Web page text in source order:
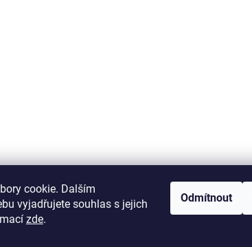
cookie. Dalším
vyjadřujete souhlas s jejich
zde.
Odmítnout